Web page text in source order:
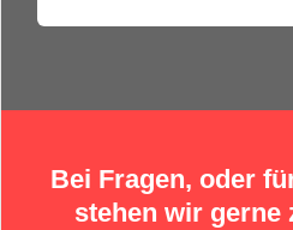
Bei Fragen, oder
stehen wir gerne